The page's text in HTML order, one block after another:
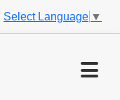
Select Language ▼